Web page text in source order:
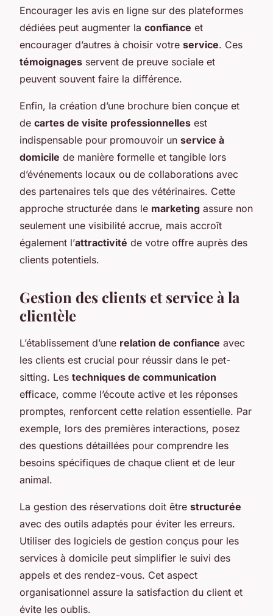
Encourager les avis en ligne sur des plateformes
dédiées peut augmenter la confiance et
encourager d’autres à choisir votre service. Ces
témoignages servent de preuve sociale et
peuvent souvent faire la différence.
Enfin, la création d’une brochure bien conçue et
de cartes de visite professionnelles est
indispensable pour promouvoir un service à
domicile de manière formelle et tangible lors
d’événements locaux ou de collaborations avec
des partenaires tels que des vétérinaires. Cette
approche structurée dans le marketing assure non
seulement une visibilité accrue, mais accroît
également l’attractivité de votre offre auprès des
clients potentiels.
Gestion des clients et service à la
clientèle
L’établissement d’une relation de confiance avec
les clients est crucial pour réussir dans le pet-
sitting. Les techniques de communication
efficace, comme l’écoute active et les réponses
promptes, renforcent cette relation essentielle. Par
exemple, lors des premières interactions, posez
des questions détaillées pour comprendre les
besoins spécifiques de chaque client et de leur
animal.
La gestion des réservations doit être structurée
avec des outils adaptés pour éviter les erreurs.
Utiliser des logiciels de gestion conçus pour les
services à domicile peut simplifier le suivi des
appels et des rendez-vous. Cet aspect
organisationnel assure la satisfaction du client et
évite les oublis.